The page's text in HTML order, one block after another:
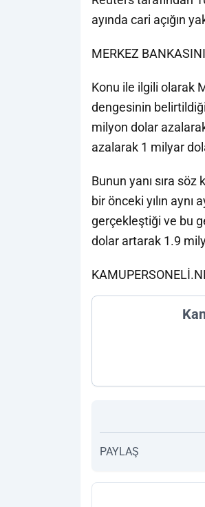
ayında cari açığın
MERKEZ
Konu ile ilgili olarak
dengesinin belirtildiği
milyon dolar
azalarak 1 milyar
Bunun yanı sıra
bir önceki yılın
gerçekleştiği ve bu
dolar artarak 1.9
PAYLAŞ